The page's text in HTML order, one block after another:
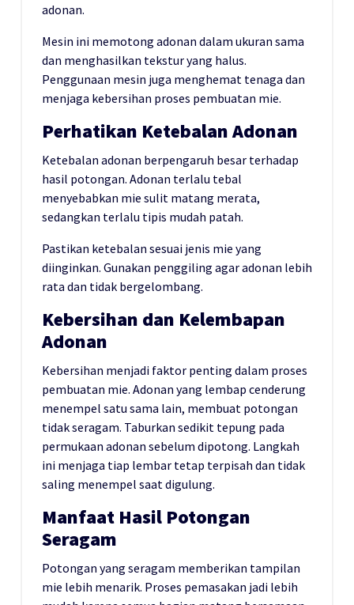
adonan.
Mesin ini memotong adonan dalam ukuran sama
dan menghasilkan tekstur yang halus.
Penggunaan mesin juga menghemat tenaga dan
menjaga kebersihan proses pembuatan mie.
Perhatikan Ketebalan Adonan
Ketebalan adonan berpengaruh besar terhadap
hasil potongan. Adonan terlalu tebal
menyebabkan mie sulit matang merata,
sedangkan terlalu tipis mudah patah.
Pastikan ketebalan sesuai jenis mie yang
diinginkan. Gunakan penggiling agar adonan lebih
rata dan tidak bergelombang.
Kebersihan dan Kelembapan
Adonan
Kebersihan menjadi faktor penting dalam proses
pembuatan mie. Adonan yang lembap cenderung
menempel satu sama lain, membuat potongan
tidak seragam. Taburkan sedikit tepung pada
permukaan adonan sebelum dipotong. Langkah
ini menjaga tiap lembar tetap terpisah dan tidak
saling menempel saat digulung.
Manfaat Hasil Potongan
Seragam
Potongan yang seragam memberikan tampilan
mie lebih menarik. Proses pemasakan jadi lebih